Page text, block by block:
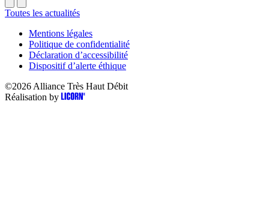
Toutes les actualités
Mentions légales
Politique de confidentialité
Déclaration d’accessibilité
Dispositif d’alerte éthique
©2026 Alliance Très Haut Débit
Réalisation by